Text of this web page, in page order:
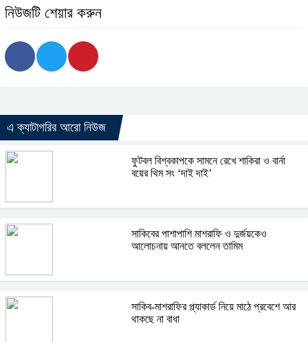
নিউজটি শেয়ার করুন
এ ক্যাটাগরির আরো নিউজ
ফুটবল বিশ্বকাপকে সামনে রেখে শাকিরা ও বার্না
বয়ের থিম সং ‘দাই দাই’
সাকিবের পাশাপাশি মাশরাফি ও দুর্জয়কেও
আলোচনায় আনতে বললেন তামিম
সাকিব-মাশরাফির প্ল্যাকার্ড নিয়ে মাঠে প্রবেশে আর
থাকছে না বাধা